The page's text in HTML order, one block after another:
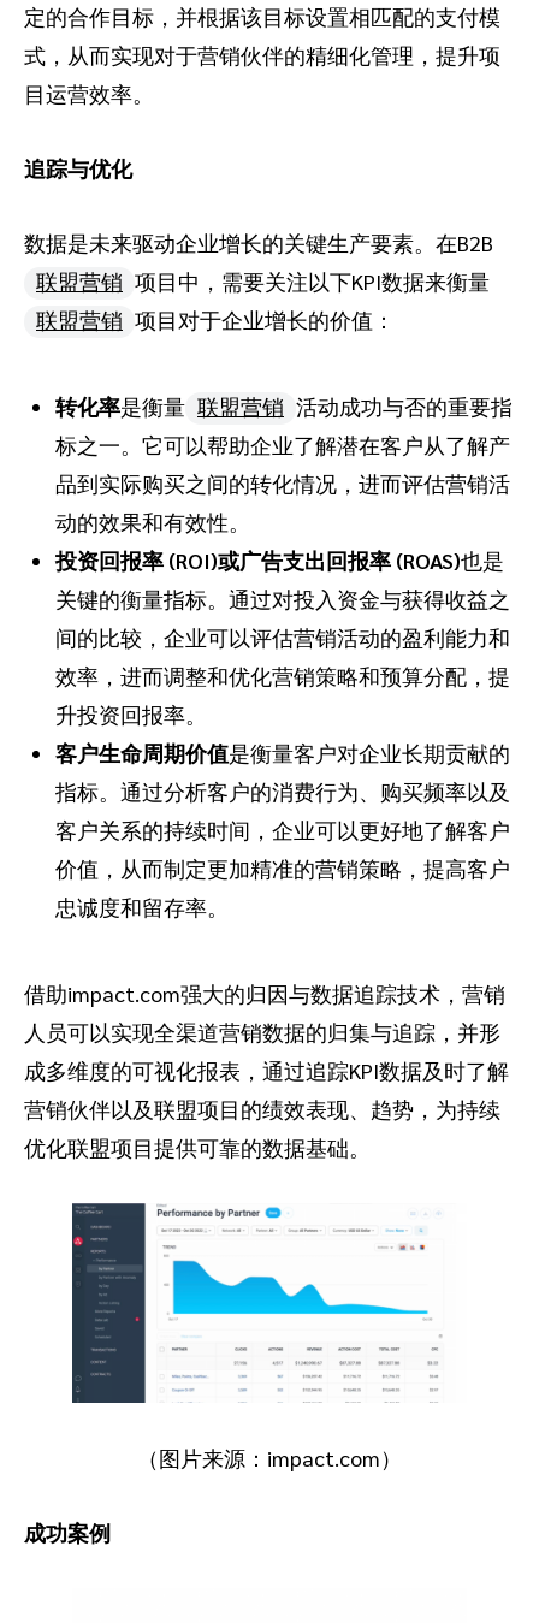
定的合作目标，并根据该目标设置相匹配的支付模
式，从而实现对于营销伙伴的精细化管理，提升项
目运营效率。
追踪与优化
数据是未来驱动企业增长的关键生产要素。在B2B
联盟营销 项目中，需要关注以下KPI数据来衡量
联盟营销 项目对于企业增长的价值：
转化率是衡量 联盟营销 活动成功与否的重要指
标之一。它可以帮助企业了解潜在客户从了解产
品到实际购买之间的转化情况，进而评估营销活
动的效果和有效性。
投资回报率 (ROI)或广告支出回报率 (ROAS)也是
关键的衡量指标。通过对投入资金与获得收益之
间的比较，企业可以评估营销活动的盈利能力和
效率，进而调整和优化营销策略和预算分配，提
升投资回报率。
客户生命周期价值是衡量客户对企业长期贡献的
指标。通过分析客户的消费行为、购买频率以及
客户关系的持续时间，企业可以更好地了解客户
价值，从而制定更加精准的营销策略，提高客户
忠诚度和留存率。
借助impact.com强大的归因与数据追踪技术，营销
人员可以实现全渠道营销数据的归集与追踪，并形
成多维度的可视化报表，通过追踪KPI数据及时了解
营销伙伴以及联盟项目的绩效表现、趋势，为持续
优化联盟项目提供可靠的数据基础。
（图片来源：impact.com）
成功案例